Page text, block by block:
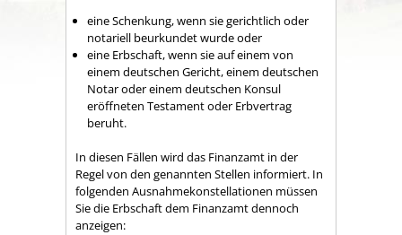
eine Schenkung, wenn sie gerichtlich oder
notariell beurkundet wurde oder
eine Erbschaft, wenn sie auf einem von
einem deutschen Gericht, einem deutschen
Notar oder einem deutschen Konsul
eröffneten Testament oder Erbvertrag
beruht.
In diesen Fällen wird das Finanzamt in der
Regel von den genannten Stellen informiert. In
folgenden Ausnahmekonstellationen müssen
Sie die Erbschaft dem Finanzamt dennoch
anzeigen: